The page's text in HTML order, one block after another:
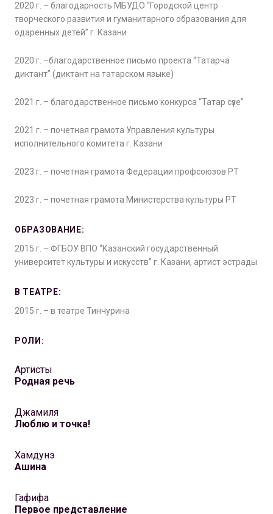
2020 г. – благодарность МБУДО “Городской центр
творческого развития и гуманитарного образования для
одаренных детей” г. Казани
2020 г. –благодарственное письмо проекта “Татарча
диктант” (диктант на татарском языке)
2021 г. – благодарственное письмо конкурса “Татар сүзе”
2021 г. – почетная грамота Управления культуры
исполнительного комитета г. Казани
2023 г. – почетная грамота Федерации профсоюзов РТ
2023 г. – почетная грамота Министерства культуры РТ
ОБРАЗОВАНИЕ:
2015 г. – ФГБОУ ВПО “Казанский государственный
университет культуры и искусств” г. Казани, артист эстрады
В ТЕАТРЕ:
2015 г. – в театре Тинчурина
РОЛИ:
Артисты
Родная речь
Джамиля
Люблю и точка!
Хамдунэ
Ашина
Гафифа
Первое представление